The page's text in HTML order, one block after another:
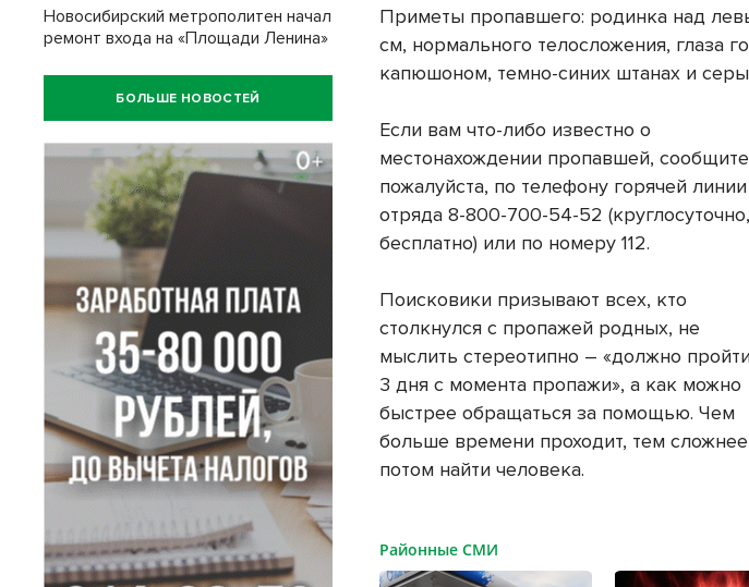
Приметы пропавшего: родинка над
см, нормального телосложения, глаза
капюшоном, темно-синих штанах и
Если вам что-либо известно о
местонахождении пропавшей,
пожалуйста, по телефону горячей линии
отряда 8-800-700-54-52 (круглосуточно,
бесплатно) или по номеру 112.
Поисковики призывают всех, кто
столкнулся с пропажей родных, не
мыслить стереотипно – «должно
3 дня с момента пропажи», а как можно
быстрее обращаться за помощью. Чем
больше времени проходит, тем сложнее
потом найти человека.
Районные СМИ
Новосибирский метрополитен начал
ремонт входа на «Площади Ленина»
БОЛЬШЕ НОВОСТЕЙ